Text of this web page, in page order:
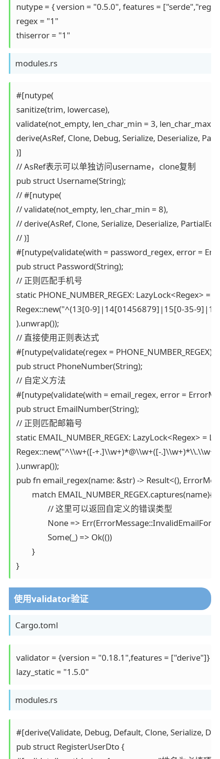
nutype = { version = "0.5.0", features =
regex = "1"
thiserror = "1"
modules.rs
#[nutype(
sanitize(trim, lowercase),
validate(not_empty, len_char_min = 3, len_char_max =
derive(AsRef, Clone, Debug, Serialize, Deserialize,
)]
// AsRef表示可以单独访问username，clone复制
pub struct Username(String);
// #[nutype(
// validate(not_empty, len_char_min = 8),
// derive(AsRef, Clone, Serialize, Deserialize, PartialEq)
// )]
#[nutype(validate(with = password_regex, error =
pub struct Password(String);
// 正则匹配手机号
static PHONE_NUMBER_REGEX: LazyLock<Regex> =
Regex::new("^(13[0-9]|14[01456879]|15[0-35-
).unwrap());
// 直接使用正则表达式
#[nutype(validate(regex = PHONE_NUMBER_REGEX))]
pub struct PhoneNumber(String);
// 自定义方法
#[nutype(validate(with = email_regex, error =
pub struct EmailNumber(String);
// 正则匹配邮箱号
static EMAIL_NUMBER_REGEX: LazyLock<Regex> =
Regex::new("^\\w+([-+.]\\w+)*@\\w+([-
).unwrap());
pub fn email_regex(name: &str) -> Result<(),
}
使用validator验证
Cargo.toml
validator = {version = "0.18.1",features = ["derive"]}
lazy_static = "1.5.0"
modules.rs
#[derive(Validate, Debug, Default, Clone, Serialize,
pub struct RegisterUserDto {